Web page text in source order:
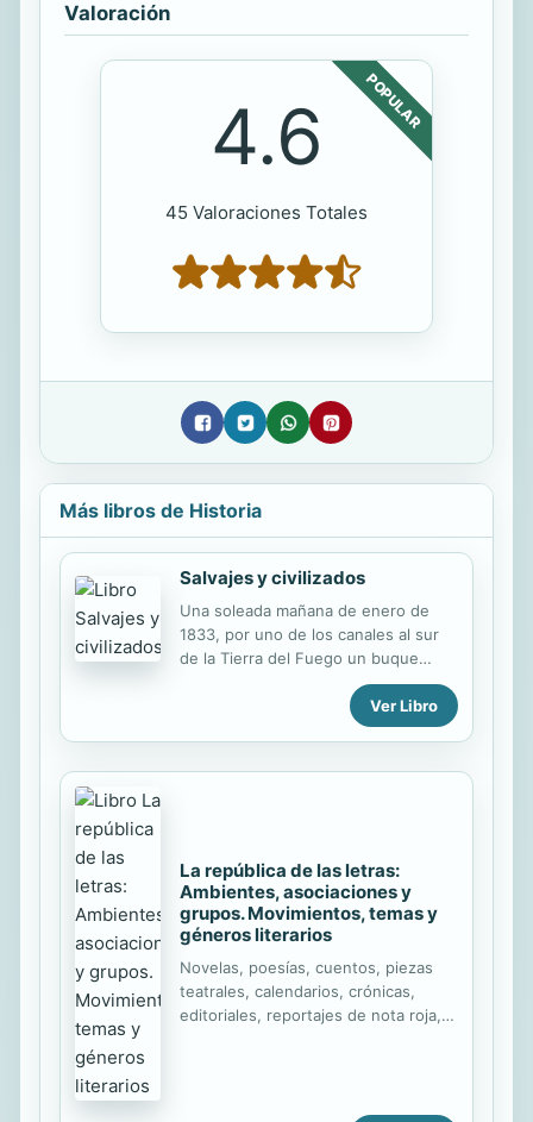
Valoración
POPULAR
4.6
45 Valoraciones Totales
Más libros de Historia
Salvajes y civilizados
Una soleada mañana de enero de
1833, por uno de los canales al sur
de la Tierra del Fuego un buque
inglés navega junto a un bote más
pequeño. Los nativos de la zona,
mediante gritos y humo, rápidamente
comienzan a aparecer decenas de
agresivos otros, observan el bote
más pequeño que acerca a la orilla a
tres fueguinos (dos varones y una
mujer) que regresan a su tierra luego
de haber pasado casi un año en
Londres. Para sorpresa de los
compatriotas ...
Ver Libro
La república de las letras:
Ambientes, asociaciones y
grupos. Movimientos, temas y
géneros literarios
Novelas, poesías, cuentos, piezas
teatrales, calendarios, crónicas,
editoriales, reportajes de nota roja,